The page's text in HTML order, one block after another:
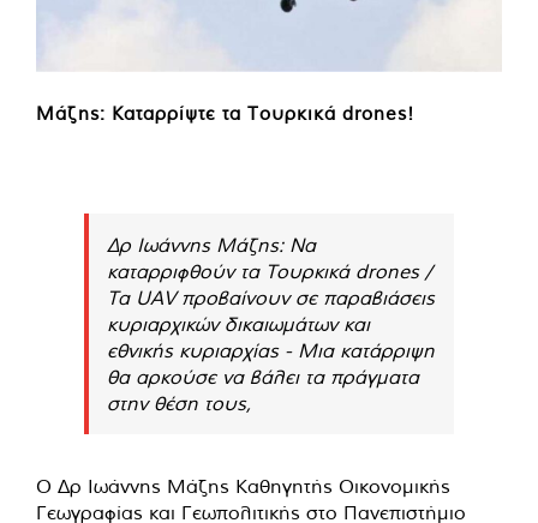
Μάζης: Καταρρίψτε τα Τουρκικά drones!
Δρ Ιωάννης Μάζης: Να
καταρριφθούν τα Τουρκικά drones /
Τα UAV προβαίνουν σε παραβιάσεις
κυριαρχικών δικαιωμάτων και
εθνικής κυριαρχίας - Μια κατάρριψη
θα αρκούσε να βάλει τα πράγματα
στην θέση τους,
Ο Δρ Ιωάννης Μάζης Καθηγητής Οικονομικής
Γεωγραφίας και Γεωπολιτικής στο Πανεπιστήμιο